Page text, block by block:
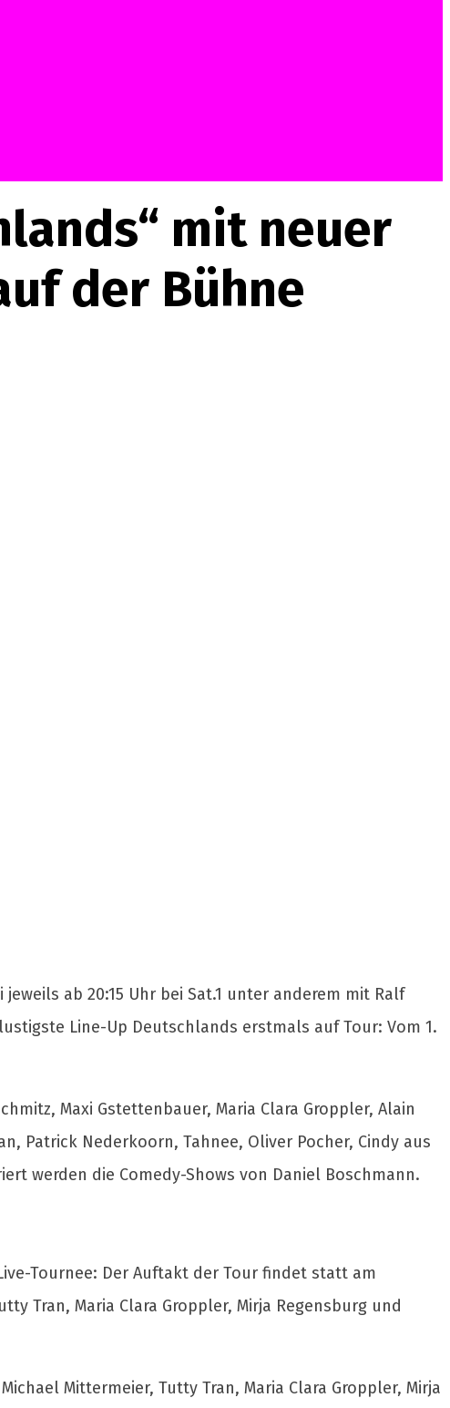
mit neuer
der Bühne
ab 20:15 Uhr bei Sat.1 unter anderem mit Ralf
Line-Up Deutschlands erstmals auf Tour: Vom 1.
Maxi Gstettenbauer, Maria Clara Groppler, Alain
Patrick Nederkoorn, Tahnee, Oliver Pocher, Cindy aus
werden die Comedy-Shows von Daniel Boschmann.
Tournee: Der Auftakt der Tour findet statt am
Tran, Maria Clara Groppler, Mirja Regensburg und
Mittermeier, Tutty Tran, Maria Clara Groppler, Mirja